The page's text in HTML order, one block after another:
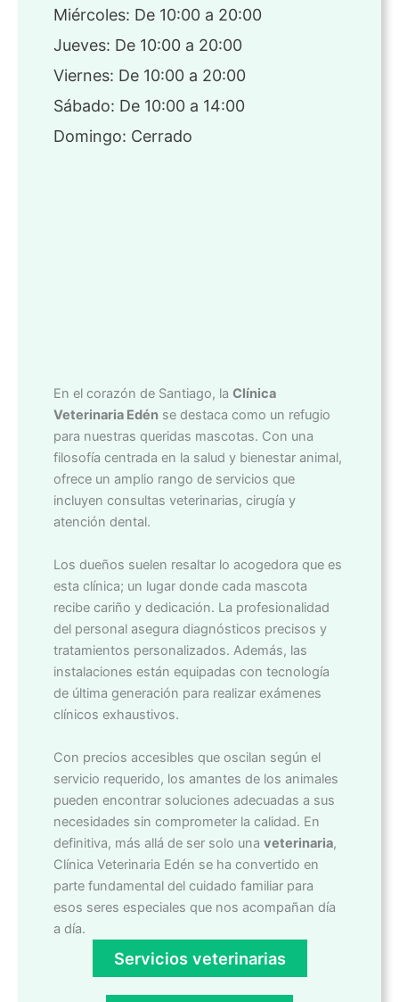
Miércoles: De 10:00 a 20:00
Jueves: De 10:00 a 20:00
Viernes: De 10:00 a 20:00
Sábado: De 10:00 a 14:00
Domingo: Cerrado
En el corazón de Santiago, la Clínica
Veterinaria Edén se destaca como un refugio
para nuestras queridas mascotas. Con una
filosofía centrada en la salud y bienestar animal,
ofrece un amplio rango de servicios que
incluyen consultas veterinarias, cirugía y
atención dental.
Los dueños suelen resaltar lo acogedora que es
esta clínica; un lugar donde cada mascota
recibe cariño y dedicación. La profesionalidad
del personal asegura diagnósticos precisos y
tratamientos personalizados. Además, las
instalaciones están equipadas con tecnología
de última generación para realizar exámenes
clínicos exhaustivos.
Con precios accesibles que oscilan según el
servicio requerido, los amantes de los animales
pueden encontrar soluciones adecuadas a sus
necesidades sin comprometer la calidad. En
definitiva, más allá de ser solo una veterinaria,
Clínica Veterinaria Edén se ha convertido en
parte fundamental del cuidado familiar para
esos seres especiales que nos acompañan día
a día.
Servicios veterinarias